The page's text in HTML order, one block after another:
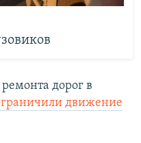
дорог в
движение